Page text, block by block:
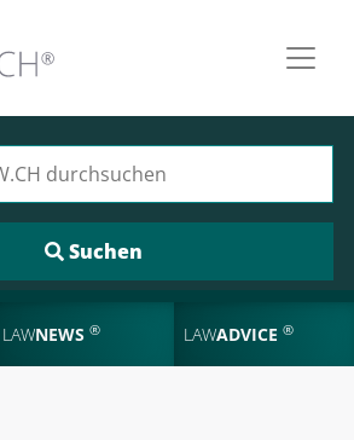
LAWNEWS ® LAWADVICE ®